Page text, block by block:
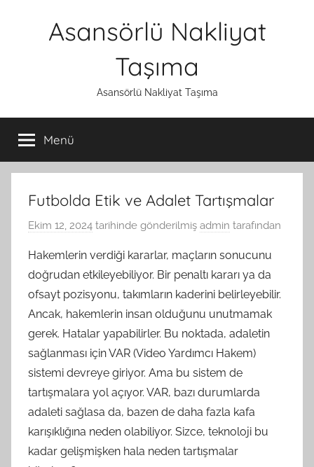
Asansörlü Nakliyat
Taşıma
Asansörlü Nakliyat Taşıma
Menü
Futbolda Etik ve Adalet Tartışmalar
Ekim 12, 2024 tarihinde gönderilmiş admin tarafından
Hakemlerin verdiği kararlar, maçların sonucunu
doğrudan etkileyebiliyor. Bir penaltı kararı ya da
ofsayt pozisyonu, takımların kaderini belirleyebilir.
Ancak, hakemlerin insan olduğunu unutmamak
gerek. Hatalar yapabilirler. Bu noktada, adaletin
sağlanması için VAR (Video Yardımcı Hakem)
sistemi devreye giriyor. Ama bu sistem de
tartışmalara yol açıyor. VAR, bazı durumlarda
adaleti sağlasa da, bazen de daha fazla kafa
karışıklığına neden olabiliyor. Sizce, teknoloji bu
kadar gelişmişken hala neden tartışmalar